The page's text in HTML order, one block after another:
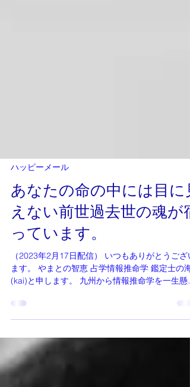
ハッピーメール
あなたの命の中には目に
えない前世過去世の魂が宿
っています。
（2023年2月17日配信） いつもありがとうござい
ます。 やまとの智恵 占学情報推命学 鑑定士の海
発信させていただきます。 もう２０年くらい前
に、ある方の紹介で、情報推命学...